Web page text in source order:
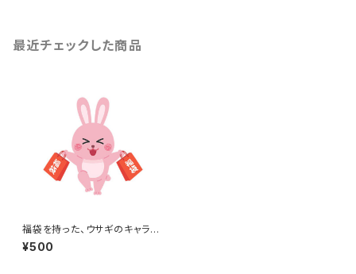
最近チェックした商品
福袋を持った、ウサギのキャラク
ターのイラスト（eps+pngデー
タセット）
¥500